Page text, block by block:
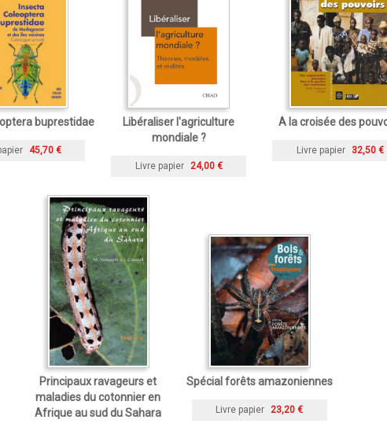
buprestidae
45,70 €
Libéraliser l'agriculture
mondiale ?
Livre papier 24,00 €
A la croisée des
Livre papier 32,50 €
Principaux ravageurs et
maladies du cotonnier en
Afrique au sud du Sahara
Spécial forêts amazoniennes
Livre papier 23,20 €